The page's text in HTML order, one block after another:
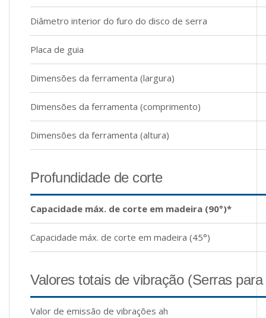
Diâmetro interior do furo do disco de serra
Placa de guia
Dimensões da ferramenta (largura)
Dimensões da ferramenta (comprimento)
Dimensões da ferramenta (altura)
Profundidade de corte
Capacidade máx. de corte em madeira (90°)*
Capacidade máx. de corte em madeira (45°)
Valores totais de vibração (Serras
Valor de emissão de vibrações ah